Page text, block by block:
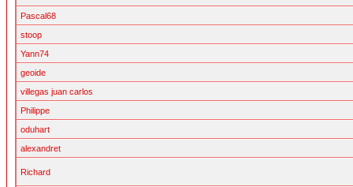
Pascal68
stoop
Yann74
geoide
villegas juan carlos
Philippe
oduhart
alexandret
Richard